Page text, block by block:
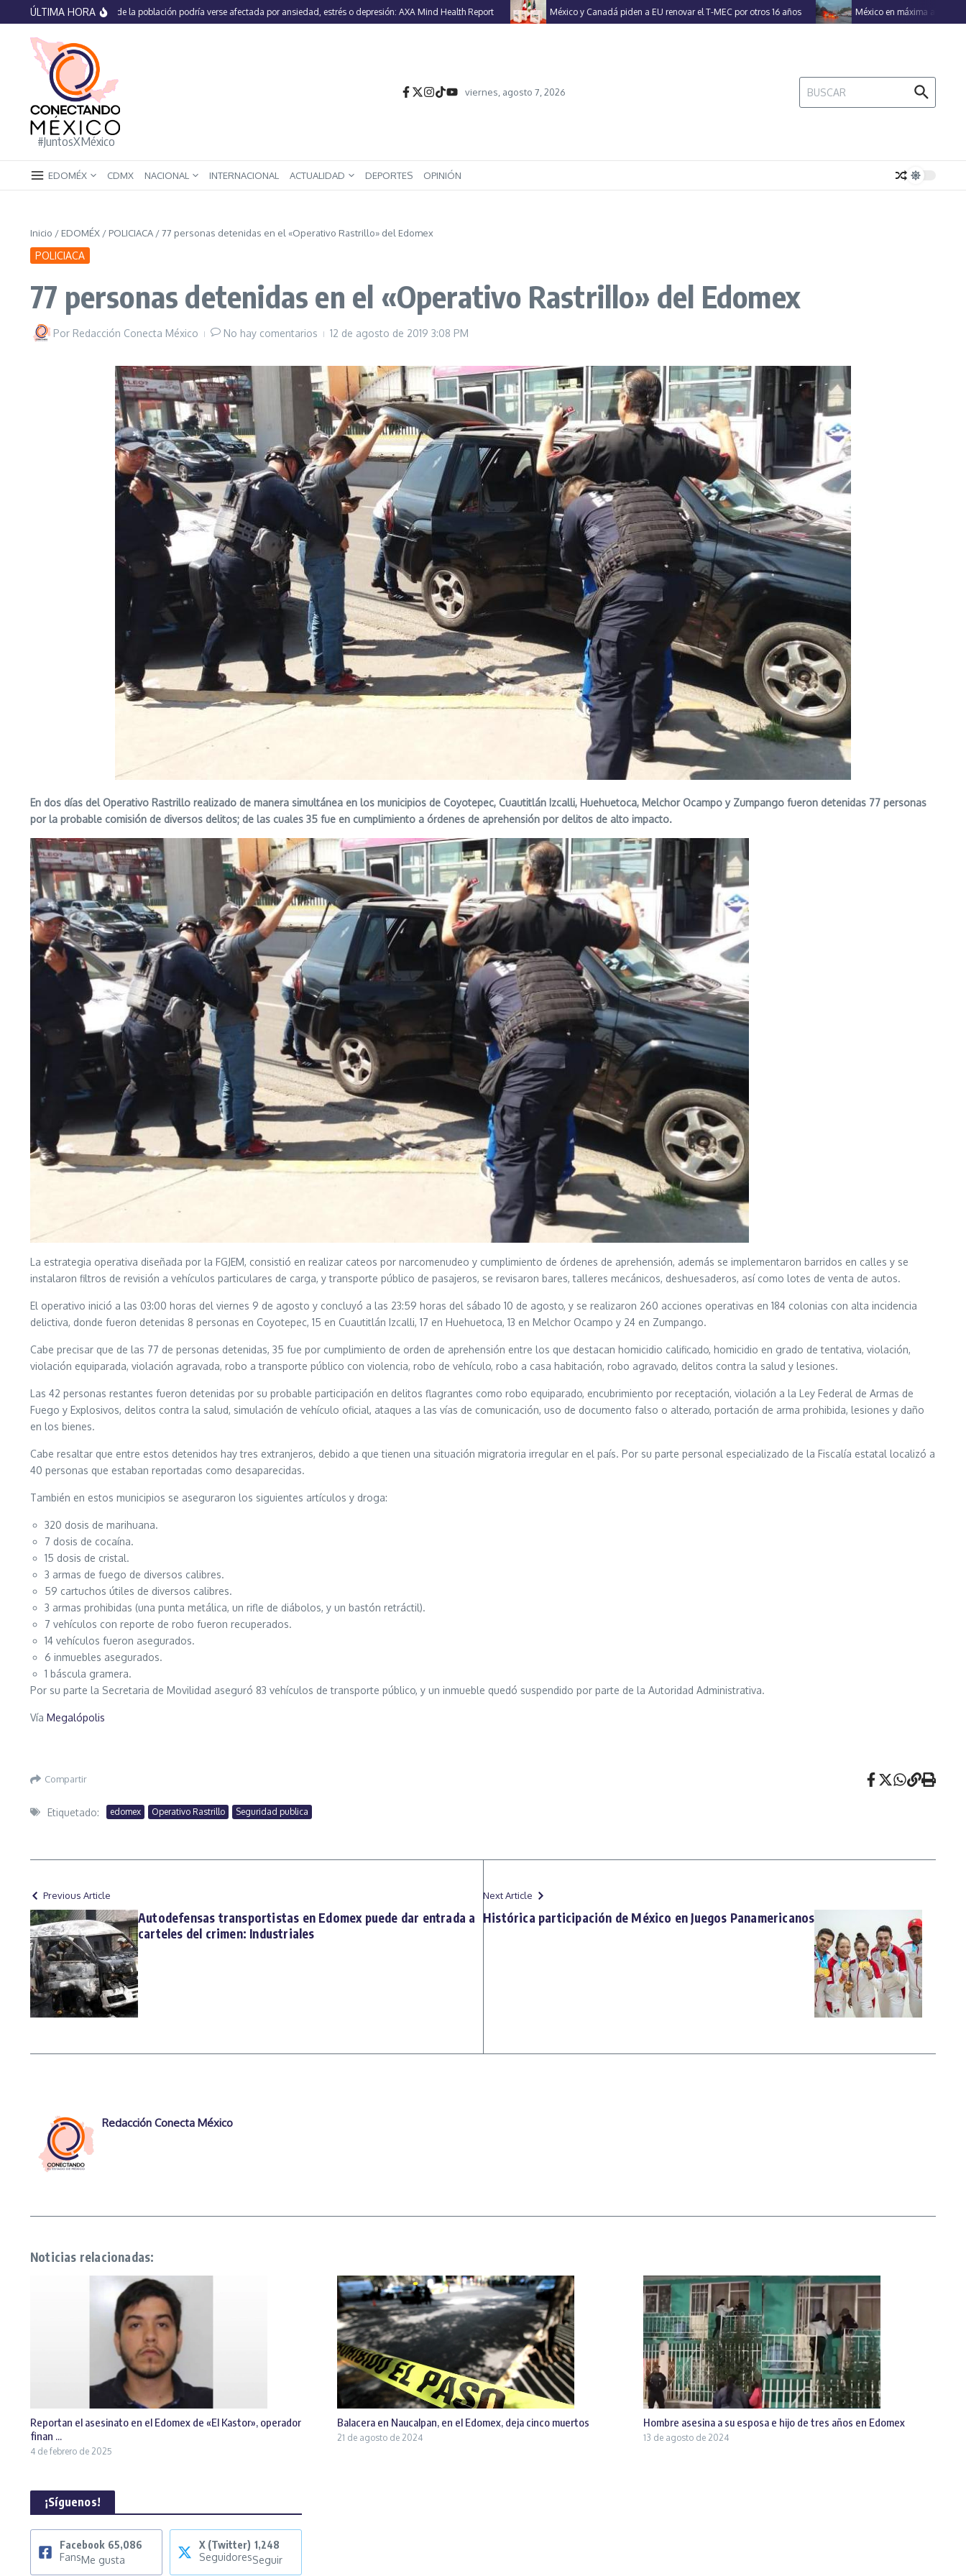
Saltar al contenido
ÚLTIMA HORA
En México 66% de la población podría verse afectada por ansiedad, estrés o depresión: AXA Mind Health Report México y Canadá piden a EU renovar el T-MEC por otros 16 años México en máxima alerta por 50
#JuntosXMéxico
viernes, agosto 7, 2026
Buscar:
EDOMÉX CDMX NACIONAL INTERNACIONAL ACTUALIDAD DEPORTES OPINIÓN
Inicio / EDOMÉX / POLICIACA /77 personas detenidas en el «Operativo Rastrillo» del Edomex
POLICIACA
77 personas detenidas en el «Operativo Rastrillo» del Edomex
Por Redacción Conecta México No hay comentarios 12 de agosto de 2019 3:08 PM
En dos días del Operativo Rastrillo realizado de manera simultánea en los municipios de Coyotepec, Cuautitlán Izcalli, Huehuetoca, Melchor Ocampo y Zumpango fueron detenidas 77 personas
por la probable comisión de diversos delitos; de las cuales 35 fue en cumplimiento a órdenes de aprehensión por delitos de alto impacto.
La estrategia operativa diseñada por la FGJEM, consistió en realizar cateos por narcomenudeo y cumplimiento de órdenes de aprehensión, además se implementaron barridos en calles y se
instalaron filtros de revisión a vehículos particulares de carga, y transporte público de pasajeros, se revisaron bares, talleres mecánicos, deshuesaderos, así como lotes de venta de autos.
El operativo inició a las 03:00 horas del viernes 9 de agosto y concluyó a las 23:59 horas del sábado 10 de agosto, y se realizaron 260 acciones operativas en 184 colonias con alta incidencia
delictiva, donde fueron detenidas 8 personas en Coyotepec, 15 en Cuautitlán Izcalli, 17 en Huehuetoca, 13 en Melchor Ocampo y 24 en Zumpango.
Cabe precisar que de las 77 de personas detenidas, 35 fue por cumplimiento de orden de aprehensión entre los que destacan homicidio calificado, homicidio en grado de tentativa, violación,
violación equiparada, violación agravada, robo a transporte público con violencia, robo de vehículo, robo a casa habitación, robo agravado, delitos contra la salud y lesiones.
Las 42 personas restantes fueron detenidas por su probable participación en delitos flagrantes como robo equiparado, encubrimiento por receptación, violación a la Ley Federal de Armas de
Fuego y Explosivos, delitos contra la salud, simulación de vehículo oficial, ataques a las vías de comunicación, uso de documento falso o alterado, portación de arma prohibida, lesiones y daño
en los bienes.
Cabe resaltar que entre estos detenidos hay tres extranjeros, debido a que tienen una situación migratoria irregular en el país. Por su parte personal especializado de la Fiscalía estatal localizó a
40 personas que estaban reportadas como desaparecidas.
También en estos municipios se aseguraron los siguientes artículos y droga:
320 dosis de marihuana.
7 dosis de cocaína.
15 dosis de cristal.
3 armas de fuego de diversos calibres.
59 cartuchos útiles de diversos calibres.
3 armas prohibidas (una punta metálica, un rifle de diábolos, y un bastón retráctil).
7 vehículos con reporte de robo fueron recuperados.
14 vehículos fueron asegurados.
6 inmuebles asegurados.
1 báscula gramera.
Por su parte la Secretaria de Movilidad aseguró 83 vehículos de transporte público, y un inmueble quedó suspendido por parte de la Autoridad Administrativa.
Vía Megalópolis
Compartir
Etiquetado: edomex Operativo Rastrillo Seguridad publica
Previous Article
Autodefensas transportistas en Edomex puede dar entrada a
carteles del crimen: Industriales
Next Article
Histórica participación de México en Juegos Panamericanos
Redacción Conecta México
Noticias relacionadas:
Reportan el asesinato en el Edomex de «El Kastor», operador
finan ...
4 de febrero de 2025
Balacera en Naucalpan, en el Edomex, deja cinco muertos
21 de agosto de 2024
Hombre asesina a su esposa e hijo de tres años en Edomex
13 de agosto de 2024
¡Síguenos!
Facebook 65,086
FansMe gusta
X (Twitter) 1,248
SeguidoresSeguir